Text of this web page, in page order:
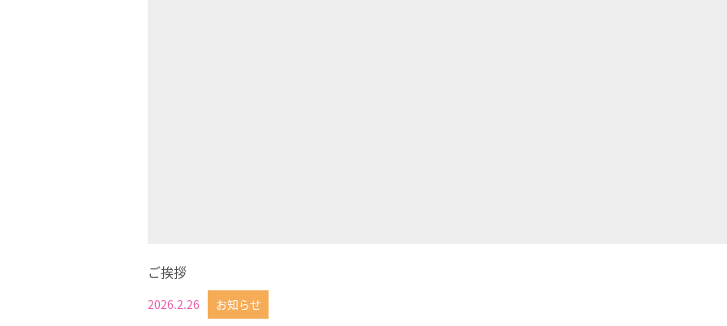
ご挨拶
投稿日
2026.2.26 お知らせ